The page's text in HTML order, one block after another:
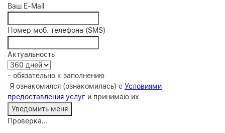
Ваш E-Mail
Номер моб. телефона (SMS)
Актуальность
- обязательно к заполнению
Я ознакомился (ознакомилась) с Условиями
предоставления услуг и принимаю их
Проверка...